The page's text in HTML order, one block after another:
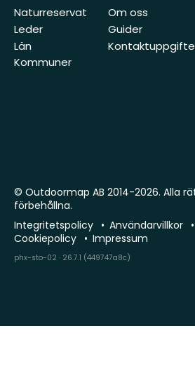
Naturreservat
Leder
Län
Kommuner
Om oss
Guider
© Outdoormap AB 2014-2026. Alla
förbehållna.
Integritetspolicy
Användarvillkor
Cookiepolicy
Impressum
phx-sto-02 · 26.7.1 (449747a8c)